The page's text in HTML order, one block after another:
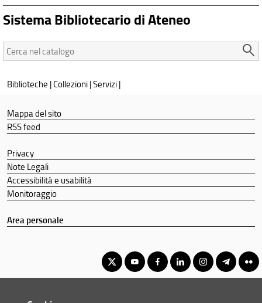
Sistema Bibliotecario di Ateneo
Cerca
nel
Biblioteche |Collezioni|Servizi|
Mappa del sito
RSS feed
Privacy
Note Legali
Accessibilità e usabilità
Monitoraggio
Area personale